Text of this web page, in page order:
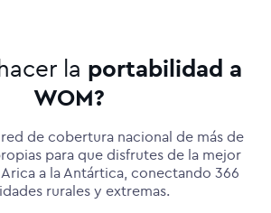
la portabilidad a
WOM?
de cobertura nacional de más de
para que disfrutes de la mejor
a la Antártica, conectando 366
rurales y extremas.